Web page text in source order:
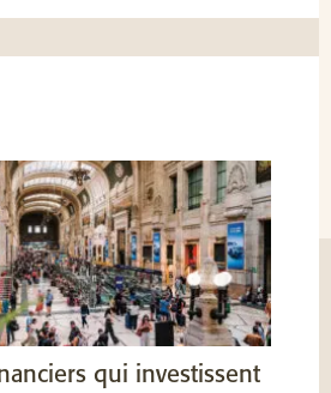
qui investissent